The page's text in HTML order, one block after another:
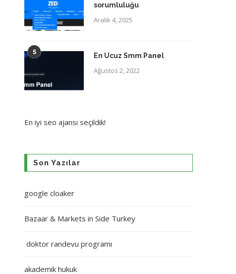
sorumluluğu
Aralık 4, 2025
5 En Ucuz Smm Panel
Ağustos 2, 2022
En iyi seo ajansı seçildik!
Son Yazılar
google cloaker
Bazaar & Markets in Side Turkey
doktor randevu programı
akademik hukuk